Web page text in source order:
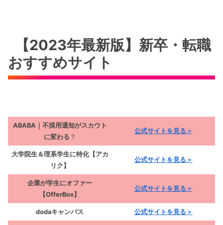
【2023年最新版】新卒・転職
おすすめサイト
ABABA｜不採用通知がスカウト
に変わる ？
公式サイトを見る＞
大学院生＆理系学生に特化【アカ
リク】
公式サイトを見る＞
企業が学生にオファー
【OfferBox】
公式サイトを見る＞
dodaキャンパス 公式サイトを見る＞